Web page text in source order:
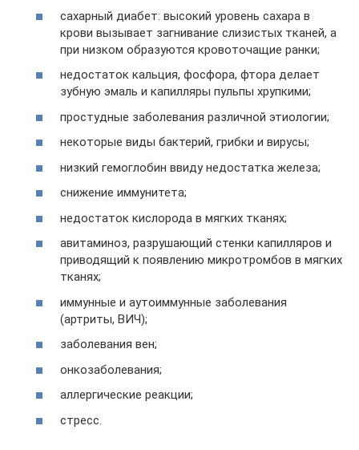
сахарный диабет: высокий уровень сахара в
крови вызывает загнивание слизистых тканей, а
при низком образуются кровоточащие ранки;
недостаток кальция, фосфора, фтора делает
зубную эмаль и капилляры пульпы хрупкими;
простудные заболевания различной этиологии;
некоторые виды бактерий, грибки и вирусы;
низкий гемоглобин ввиду недостатка железа;
снижение иммунитета;
недостаток кислорода в мягких тканях;
авитаминоз, разрушающий стенки капилляров и
приводящий к появлению микротромбов в мягких
тканях;
иммунные и аутоиммунные заболевания
(артриты, ВИЧ);
заболевания вен;
онкозаболевания;
аллергические реакции;
стресс.